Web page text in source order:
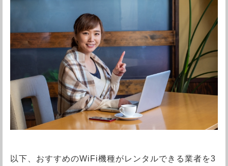
以下、おすすめのWiFi機種がレンタルできる業者を3